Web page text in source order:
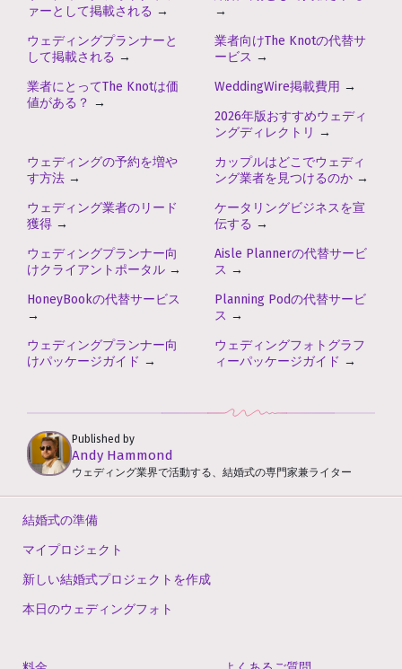
ァーとして掲載される →
→
ウェディングプランナーと
して掲載される →
業者向けThe Knotの代替サ
ービス →
業者にとってThe Knotは価
値がある？ →
WeddingWire掲載費用 →
2026年版おすすめウェディ
ングディレクトリ →
ウェディングの予約を増や
す方法 →
カップルはどこでウェディ
ング業者を見つけるのか →
ウェディング業者のリード
獲得 →
ケータリングビジネスを宣
伝する →
ウェディングプランナー向
けクライアントポータル →
Aisle Plannerの代替サービ
ス →
HoneyBookの代替サービス
→
Planning Podの代替サービ
ス →
ウェディングプランナー向
けパッケージガイド →
ウェディングフォトグラフ
ィーパッケージガイド →
Published by
Andy Hammond
ウェディング業界で活動する、結婚式の専門家兼ライター
結婚式の準備
マイプロジェクト
新しい結婚式プロジェクトを作成
本日のウェディングフォト